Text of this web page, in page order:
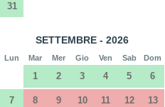
31
SETTEMBRE - 2026
Lun Mar Mer Gio Ven Sab Dom
1 2 3 4 5 6
7 8 9 10 11 12 13